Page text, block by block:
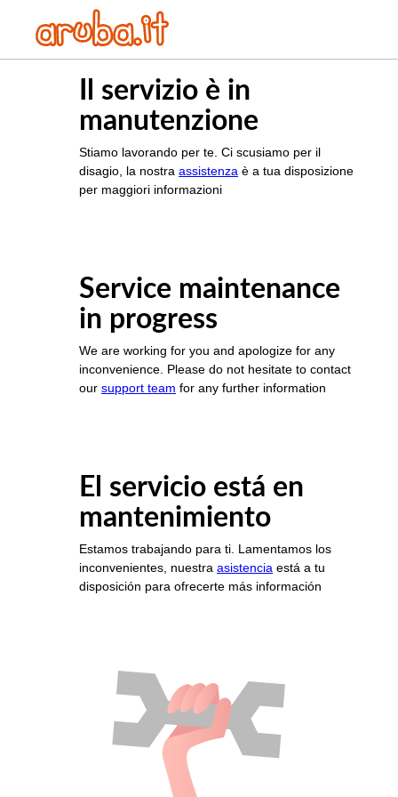
Il servizio è in
manutenzione
Stiamo lavorando per te. Ci scusiamo per il
disagio, la nostra assistenza è a tua disposizione
per maggiori informazioni
Service maintenance
in progress
We are working for you and apologize for any
inconvenience. Please do not hesitate to contact
our support team for any further information
El servicio está en
mantenimiento
Estamos trabajando para ti. Lamentamos los
inconvenientes, nuestra asistencia está a tu
disposición para ofrecerte más información